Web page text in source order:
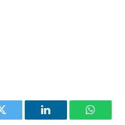
Twitter LinkedIn